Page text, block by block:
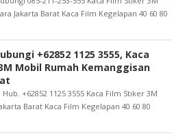
Jakarta Barat Kaca Film Kegelapan 40 60 80
+62852 1125 3555, Kaca
Mobil Rumah Kemanggisan
+62852 1125 3555 Kaca Film Stiker 3M
Barat Kaca Film Kegelapan 40 60 80